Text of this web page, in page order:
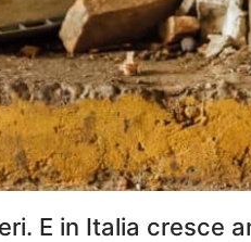
E in Italia cresce